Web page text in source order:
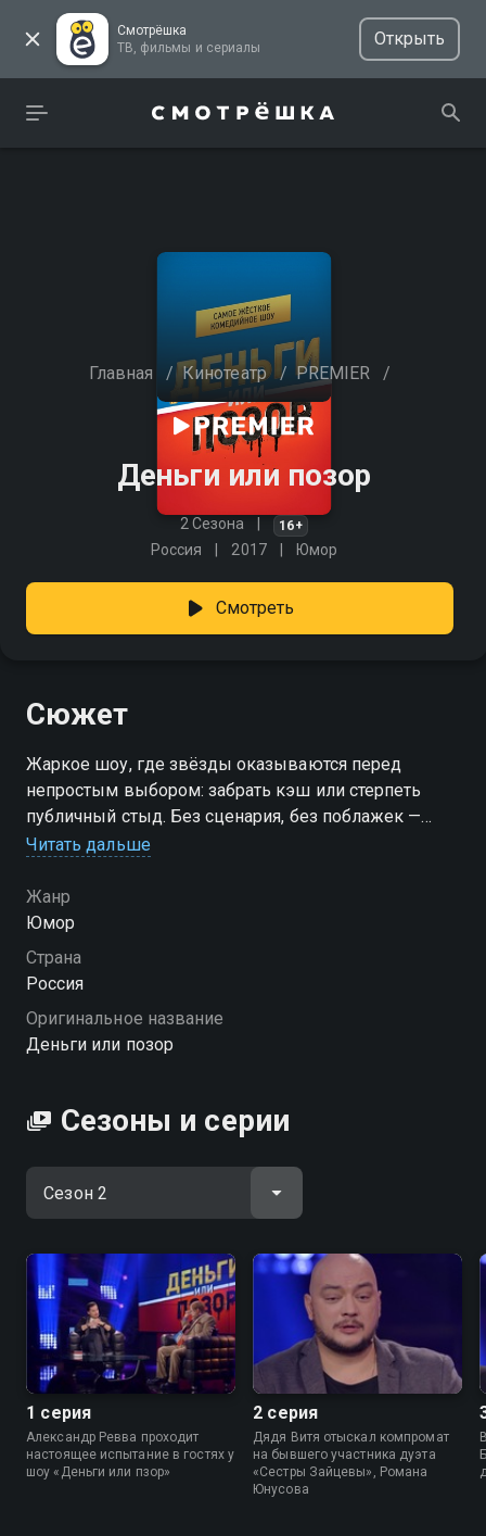
Смотрёшка
ТВ, фильмы и сериалы
Открыть
Главная / Кинотеатр / PREMIER /
Деньги или позор
2 Сезона 16+
Россия 2017 Юмор
Смотреть
Сюжет
Жаркое шоу, где звёзды оказываются перед
непростым выбором: забрать кэш или стерпеть
публичный стыд. Без сценария, без поблажек —
только честная игра на нервах и чувство юмора на
сцене! «Деньги или позор» — смотрите онлайн в
хорошем качестве.
Читать дальше
Жанр
Юмор
Страна
Россия
Оригинальное название
Деньги или позор
Сезоны и серии
1 серия
Александр Ревва проходит
настоящее испытание в гостях у
шоу «Деньги или пзор»
2 серия
Дядя Витя отыскал компромат
на бывшего участника дуэта
«Сестры Зайцевы», Романа
Юнусова